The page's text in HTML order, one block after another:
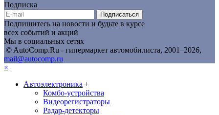
Подписка
Подписаться
Подпишитесь на новости и будьте в курсе
всех событий и акций
Мы в социальных сетях
© AutoComp.Ru - гипермаркет автомобилиста, 2001–2026,
mail@autocomp.ru
×
Автоэлектроника +
Комбо-устройства
Видеорегистраторы
Радар-детекторы